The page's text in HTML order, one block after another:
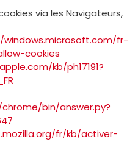
via les Navigateurs,
fr-
cookies
kb/ph17191?
bin/answer.py?
fr/kb/activer-